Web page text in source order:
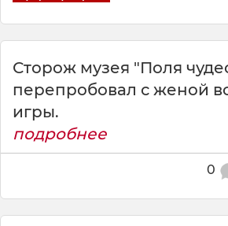
Сторож музея "Поля
перепробовал с женой
игры.
подробнее
0